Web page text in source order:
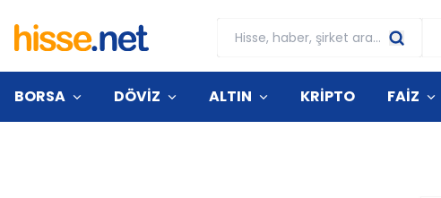
BORSA DÖVİZ ALTIN KRİPTO FAİZ